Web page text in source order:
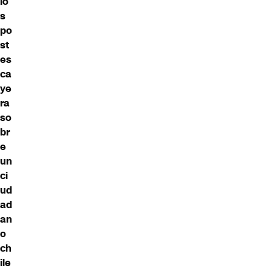
s
po
st
es
ca
ye
ra
so
br
e
un
ci
ud
ad
an
o
ch
ile